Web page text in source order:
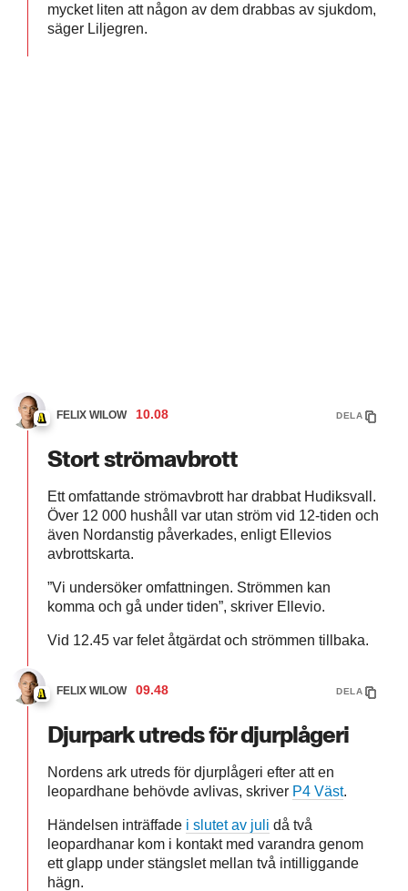
mycket liten att någon av dem drabbas av sjukdom,
säger Liljegren.
FELIX WILOW 10.08 DELA
Stort strömavbrott
Ett omfattande strömavbrott har drabbat Hudiksvall.
Över 12 000 hushåll var utan ström vid 12-tiden och
även Nordanstig påverkades, enligt Ellevios
avbrottskarta.
”Vi undersöker omfattningen. Strömmen kan
komma och gå under tiden”, skriver Ellevio.
Vid 12.45 var felet åtgärdat och strömmen tillbaka.
FELIX WILOW 09.48 DELA
Djurpark utreds för djurplågeri
Nordens ark utreds för djurplågeri efter att en
leopardhane behövde avlivas, skriver P4 Väst.
Händelsen inträffade i slutet av juli då två
leopardhanar kom i kontakt med varandra genom
ett glapp under stängslet mellan två intilliggande
hägn.